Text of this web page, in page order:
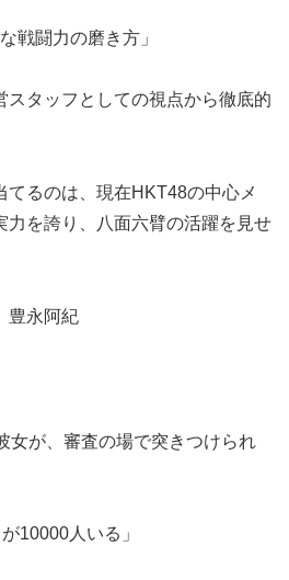
戦闘力の磨き方」
スタッフとしての視点から徹底的
てるのは、現在HKT48の中心メ
力を誇り、八面六臂の活躍を見せ
豊永阿紀
女が、審査の場で突きつけられ
が10000人いる」